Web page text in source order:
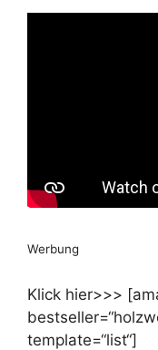
Werbung
Klick hier>>>
template=“list“]